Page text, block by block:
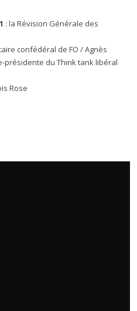
: la Révision Générale des
confédéral de FO / Agnès
présidente du Think tank libéral
Rose